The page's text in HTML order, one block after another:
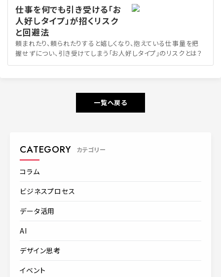
仕事を何でも引き受ける「お
人好しタイプ」が招くリスク
と回避法
頼まれたり、頼られたりすると嬉しくなり、抱えている仕事量を把
握せずについ、引き受けてしまう「お人好しタイプ」のリスクとは？
一覧へ戻る
CATEGORY カテゴリー
コラム
ビジネスプロセス
データ活用
AI
デザイン思考
イベント